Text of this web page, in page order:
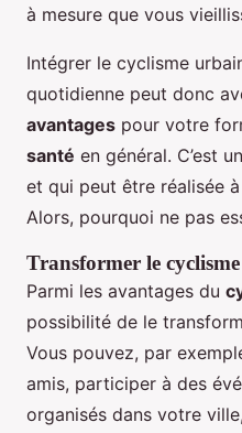
à mesure que vous
Intégrer le cyclisme
quotidienne peut donc
avantages pour votre
santé en général. C’est
et qui peut être réalisée
Alors, pourquoi ne pas
Transformer le
Parmi les avantages du
possibilité de le
Vous pouvez, par
amis, participer à des
organisés dans votre